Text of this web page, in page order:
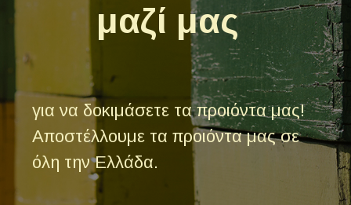
μαζί μας
για να δοκιμάσετε τα προιόντα μας!
Αποστέλλουμε τα προιόντα μας σε
όλη την Ελλάδα.